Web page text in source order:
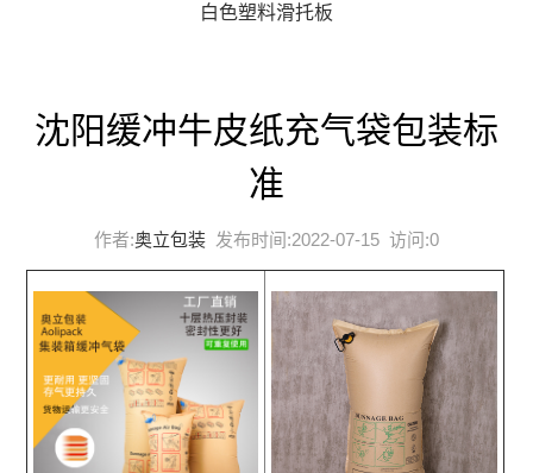
白色塑料滑托板
沈阳缓冲牛皮纸充气袋包装标
准
作者:奥立包装 发布时间:2022-07-15 访问:0